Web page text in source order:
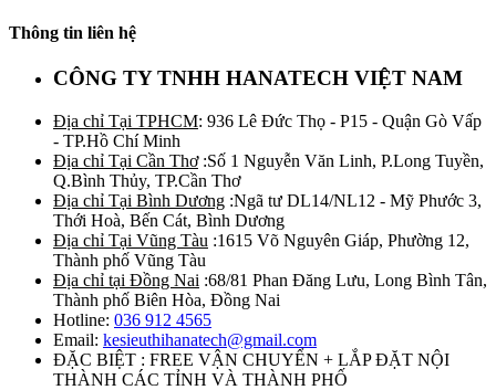
Thông tin liên hệ
CÔNG TY TNHH HANATECH VIỆT NAM
Địa chỉ Tại TPHCM: 936 Lê Đức Thọ - P15 - Quận Gò Vấp
- TP.Hồ Chí Minh
Địa chỉ Tại Cần Thơ:Số 1 Nguyễn Văn Linh, P.Long Tuyền,
Q.Bình Thủy, TP.Cần Thơ
Địa chỉ Tại Bình Dương :Ngã tư DL14/NL12 - Mỹ Phước 3,
Thới Hoà, Bến Cát, Bình Dương
Địa chỉ Tại Vũng Tàu :1615 Võ Nguyên Giáp, Phường 12,
Thành phố Vũng Tàu
Địa chỉ tại Đồng Nai :68/81 Phan Đăng Lưu, Long Bình Tân,
Thành phố Biên Hòa, Đồng Nai
Hotline: 036 912 4565
Email: kesieuthihanatech@gmail.com
ĐẶC BIỆT : FREE VẬN CHUYỂN + LẮP ĐẶT NỘI
THÀNH CÁC TỈNH VÀ THÀNH PHỐ